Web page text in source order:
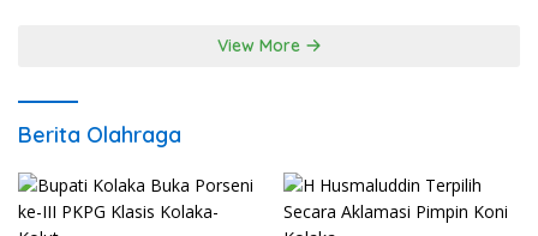
View More
Berita Olahraga